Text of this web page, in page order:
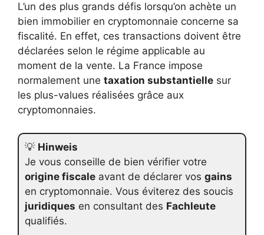
L’un des plus grands défis lorsqu’on achète un
bien immobilier en cryptomonnaie concerne sa
fiscalité. En effet, ces transactions doivent être
déclarées selon le régime applicable au
moment de la vente. La France impose
normalement une taxation substantielle sur
les plus-values réalisées grâce aux
cryptomonnaies.
💡 Hinweis
Je vous conseille de bien vérifier votre
origine fiscale avant de déclarer vos gains
en cryptomonnaie. Vous éviterez des soucis
juridiques en consultant des Fachleute
qualifiés.